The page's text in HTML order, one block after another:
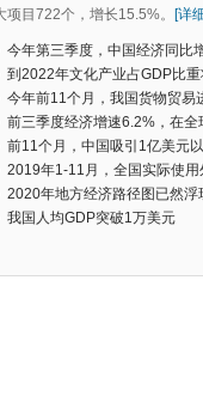
项目722个，增长15.5%。 [详
今年第三季度，中国经济同比
国有季度数据以来的新低
到2022年文化产业占GDP比
经济支柱产业
今年前11个月，我国货物贸易
元人民币，比去年同期增长
前三季度经济增速6.2%，在
以上的经济体中增速最快
前11个月，中国吸引1亿美元
个，增长15.5%
2019年1-11月，全国实际使
币，同比增长6.0%
2020年地方经济路径图已然浮
我国人均GDP突破1万美元